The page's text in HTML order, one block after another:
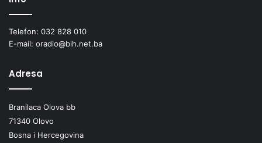
Telefon: 032 828 010
E-mail: oradio@bih.net.ba
Adresa
Branilaca Olova bb
71340 Olovo
Bosna i Hercegovina